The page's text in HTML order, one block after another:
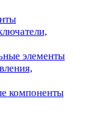
элементы
компоненты